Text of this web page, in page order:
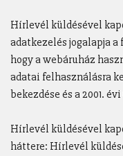
Hírlevél küldésével
adatkezelés jogalapja
hogy a webáruház
adatai felhasználásra
bekezdése és a 2001.
Hírlevél küldésével
háttere: Hírlevél